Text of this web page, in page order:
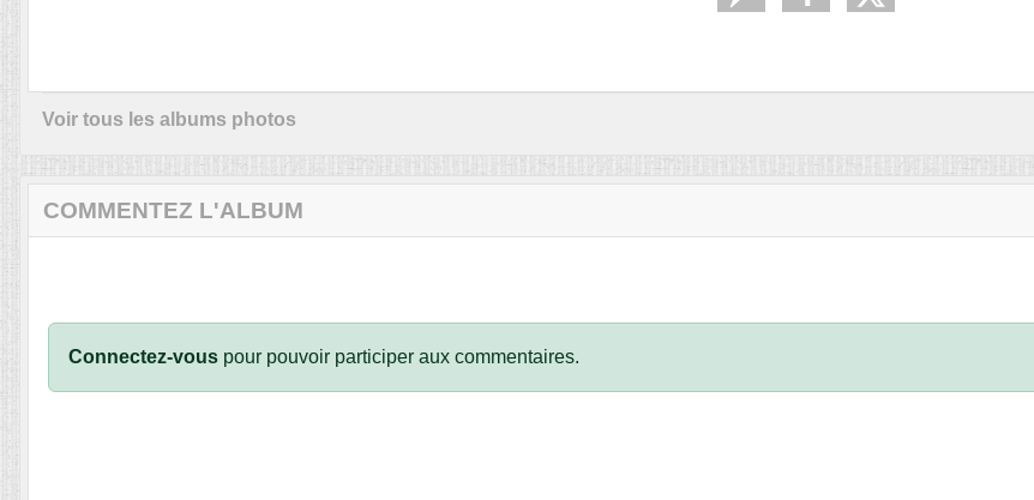
Voir tous les albums photos
COMMENTEZ L'ALBUM
Connectez-vous pour pouvoir participer aux commentaires.